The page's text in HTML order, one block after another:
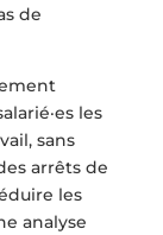
de
les
sans
arrêts de
les
analyse